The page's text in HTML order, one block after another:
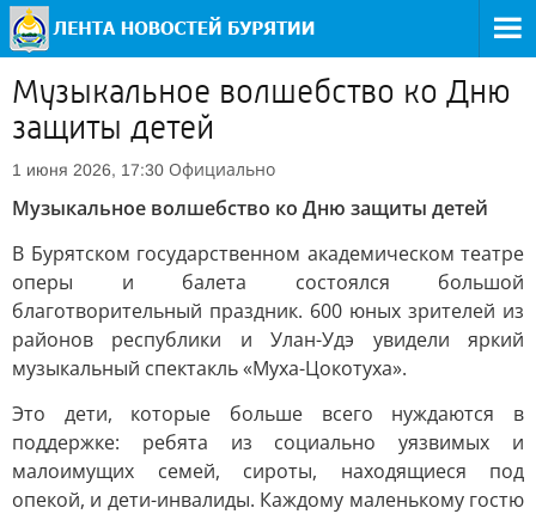
Музыкальное волшебство ко Дню
защиты детей
1 июня 2026, 17:30 Официально
Музыкальное волшебство ко Дню защиты детей
В Бурятском государственном академическом театре
оперы и балета состоялся большой
благотворительный праздник. 600 юных зрителей из
районов республики и Улан-Удэ увидели яркий
музыкальный спектакль «Муха-Цокотуха».
Это дети, которые больше всего нуждаются в
поддержке: ребята из социально уязвимых и
малоимущих семей, сироты, находящиеся под
опекой, и дети-инвалиды. Каждому маленькому гостю